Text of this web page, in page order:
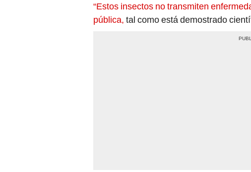
“Estos insectos no transmiten
pública, tal como está demostrado